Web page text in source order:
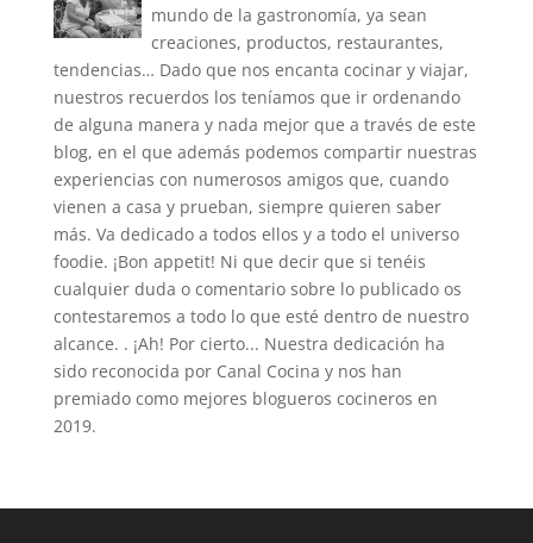
mundo de la gastronomía, ya sean
creaciones, productos, restaurantes,
tendencias… Dado que nos encanta cocinar y viajar,
nuestros recuerdos los teníamos que ir ordenando
de alguna manera y nada mejor que a través de este
blog, en el que además podemos compartir nuestras
experiencias con numerosos amigos que, cuando
vienen a casa y prueban, siempre quieren saber
más. Va dedicado a todos ellos y a todo el universo
foodie. ¡Bon appetit! Ni que decir que si tenéis
cualquier duda o comentario sobre lo publicado os
contestaremos a todo lo que esté dentro de nuestro
alcance. . ¡Ah! Por cierto... Nuestra dedicación ha
sido reconocida por Canal Cocina y nos han
premiado como mejores blogueros cocineros en
2019.